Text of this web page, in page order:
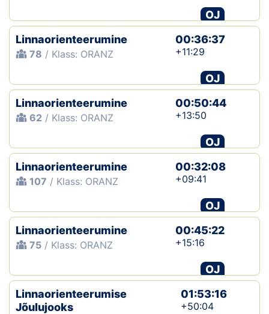
OJ
Linnaorienteerumine
78 / Klass: ORANZ
00:36:37
+11:29
OJ
Linnaorienteerumine
62 / Klass: ORANZ
00:50:44
+13:50
OJ
Linnaorienteerumine
107 / Klass: ORANZ
00:32:08
+09:41
OJ
Linnaorienteerumine
75 / Klass: ORANZ
00:45:22
+15:16
OJ
Linnaorienteerumise
Jõulujooks
01:53:16
+50:04